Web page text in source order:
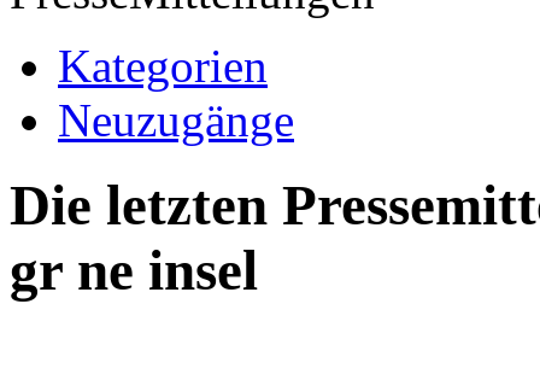
Kategorien
Neuzugänge
Die letzten
gr ne insel